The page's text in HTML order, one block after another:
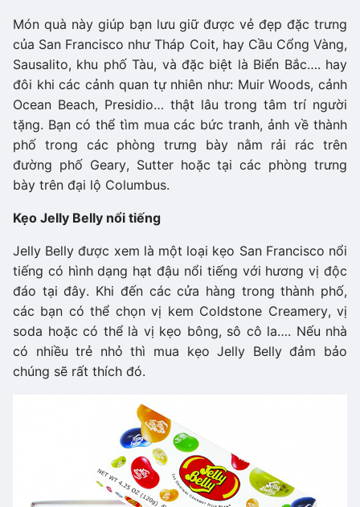
Món quà này giúp bạn lưu giữ được vẻ đẹp đặc trưng
của San Francisco như Tháp Coit, hay Cầu Cổng Vàng,
Sausalito, khu phố Tàu, và đặc biệt là Biển Bắc…. hay
đôi khi các cảnh quan tự nhiên như: Muir Woods, cảnh
Ocean Beach, Presidio… thật lâu trong tâm trí người
tặng. Bạn có thể tìm mua các bức tranh, ảnh về thành
phố trong các phòng trưng bày nằm rải rác trên
đường phố Geary, Sutter hoặc tại các phòng trưng
bày trên đại lộ Columbus.
Kẹo Jelly Belly nổi tiếng
Jelly Belly được xem là một loại kẹo San Francisco nổi
tiếng có hình dạng hạt đậu nổi tiếng với hương vị độc
đáo tại đây. Khi đến các cửa hàng trong thành phố,
các bạn có thể chọn vị kem Coldstone Creamery, vị
soda hoặc có thể là vị kẹo bông, sô cô la…. Nếu nhà
có nhiều trẻ nhỏ thì mua kẹo Jelly Belly đảm bảo
chúng sẽ rất thích đó.